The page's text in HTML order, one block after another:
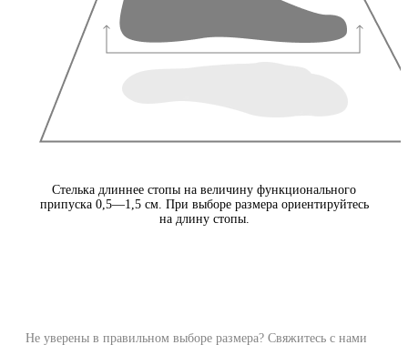
Стелька длиннее стопы на величину функционального
припуска 0,5—1,5 см. При выборе размера ориентируйтесь
на длину стопы.
Не уверены в правильном выборе размера? Свяжитесь с нами